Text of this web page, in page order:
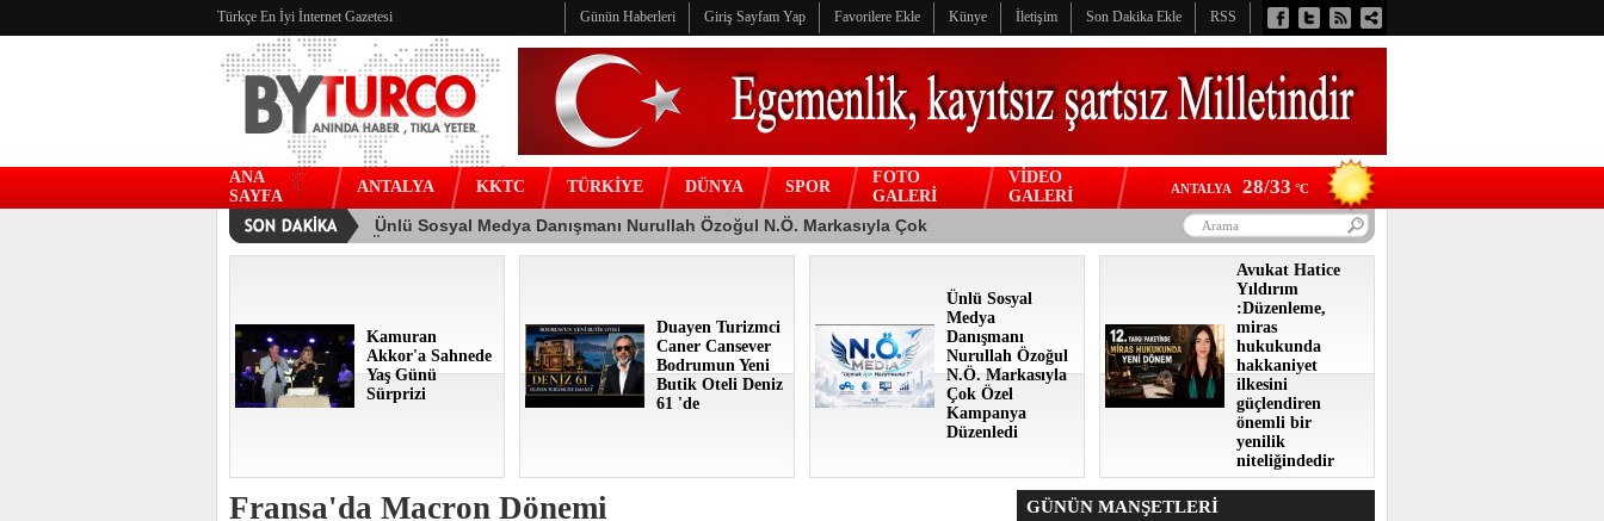
Türkçe En İyi İnternet Gazetesi Günün Haberleri Giriş Sayfam Yap Favorilere Ekle Künye İletişim Son Dakika Ekle RSS
ANA
SAYFA
ANTALYA KKTC TÜRKİYE DÜNYA SPOR
FOTO
GALERİ
VİDEO
GALERİ
ANTALYA 28/33 °C
Kamuran
Akkor'a Sahnede
Yaş Günü
Sürprizi
Duayen Turizmci
Caner Cansever
Bodrumun Yeni
Butik Oteli Deniz
61 'de
Ünlü Sosyal
Medya
Danışmanı
Nurullah Özoğul
N.Ö. Markasıyla
Çok Özel
Kampanya
Düzenledi
Avukat Hatice
Yıldırım
:Düzenleme,
miras
hukukunda
hakkaniyet
ilkesini
güçlendiren
önemli bir
yenilik
niteliğindedir
Fransa'da Macron Dönemi GÜNÜN MANŞETLERİ